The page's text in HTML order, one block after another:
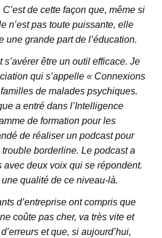
de cette façon que, même si
n’est pas toute puissante, elle
une grande part de l’éducation.
s’avérer être un outil efficace. Je
qui s’appelle « Connexions
de malades psychiques.
a entré dans l’Intelligence
de formation pour les
de réaliser un podcast pour
borderline. Le podcast a
avec deux voix qui se répondent.
une qualité de ce niveau-là.
d’entreprise ont compris que
coûte pas cher, va très vite et
et que, si aujourd’hui,